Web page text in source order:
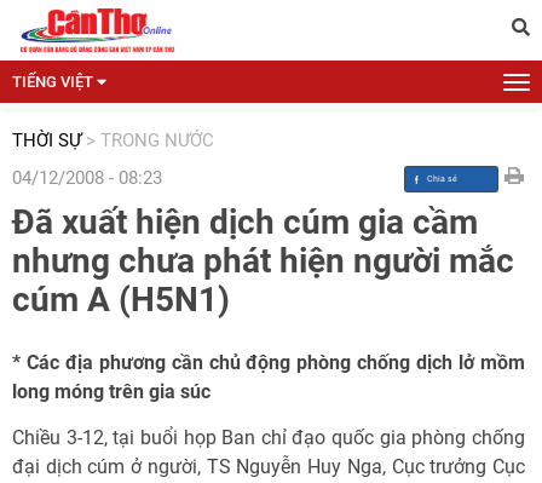
TIẾNG VIỆT
THỜI SỰ > TRONG NƯỚC
04/12/2008 - 08:23
Đã xuất hiện dịch cúm gia cầm
nhưng chưa phát hiện người mắc
cúm A (H5N1)
* Các địa phương cần chủ động phòng chống dịch lở mồm
long móng trên gia súc
Chiều 3-12, tại buổi họp Ban chỉ đạo quốc gia phòng chống
đại dịch cúm ở người, TS Nguyễn Huy Nga, Cục trưởng Cục